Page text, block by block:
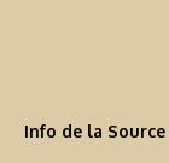
Info de la Source